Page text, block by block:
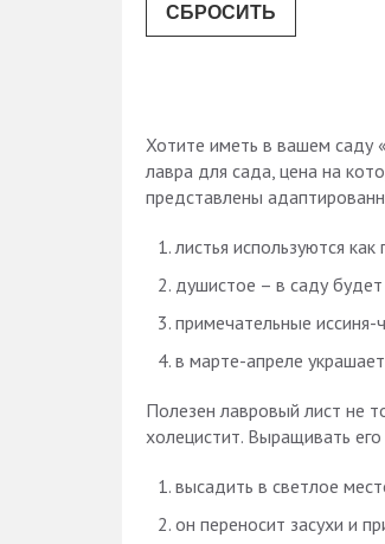
Хотите иметь в вашем саду
лавра для сада, цена на
представлены
листья используются как
душистое – в саду
примечательные
в марте-апреле
Полезен лавровый лист не
холецистит. Выращивать
высадить в светлое
он переносит засухи и